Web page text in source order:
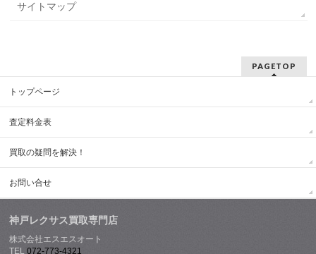
サイトマップ
PAGETOP
トップページ
査定料金表
買取の疑問を解決！
お問い合せ
神戸レクサス買取専門店
株式会社エスエスオート
TEL072-773-4321